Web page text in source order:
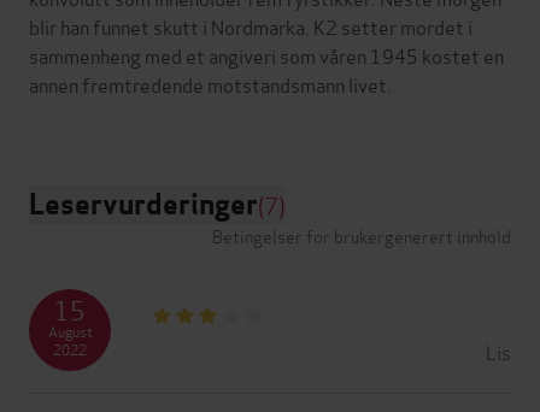
blir han funnet skutt i Nordmarka. K2 setter mordet i
sammenheng med et angiveri som våren 1945 kostet en
annen fremtredende motstandsmann livet.
Leservurderinger(7)
Betingelser for brukergenerert innhold
Lis
15
August
2022